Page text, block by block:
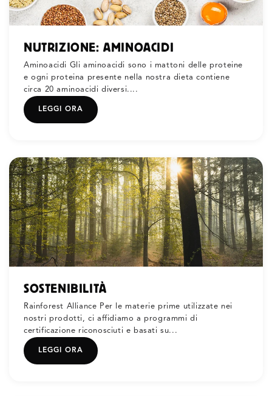
NUTRIZIONE: AMINOACIDI
Aminoacidi Gli aminoacidi sono i mattoni delle proteine
e ogni proteina presente nella nostra dieta contiene
circa 20 aminoacidi diversi....
LEGGI ORA
SOSTENIBILITÀ
Rainforest Alliance Per le materie prime utilizzate nei
nostri prodotti, ci affidiamo a programmi di
certificazione riconosciuti e basati su...
LEGGI ORA